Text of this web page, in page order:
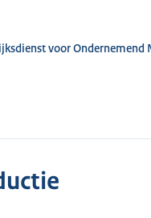
voor Ondernemend